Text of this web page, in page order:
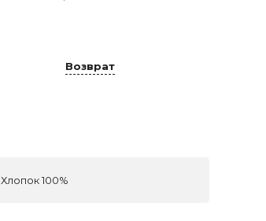
Возврат
Хлопок 100%